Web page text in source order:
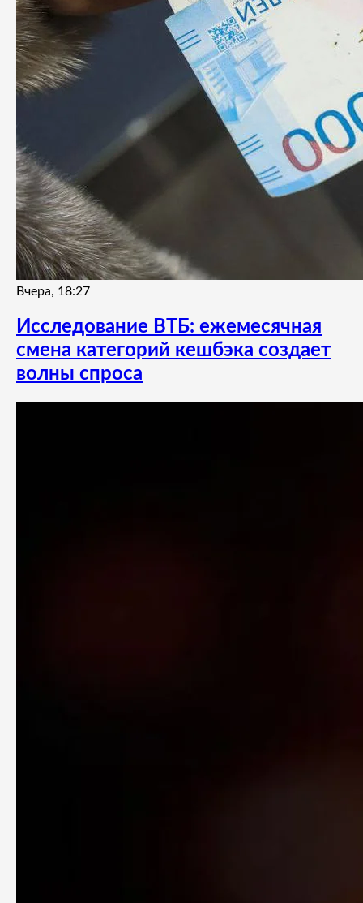
Вчера, 18:27
Исследование ВТБ: ежемесячная
смена категорий кешбэка создает
волны спроса